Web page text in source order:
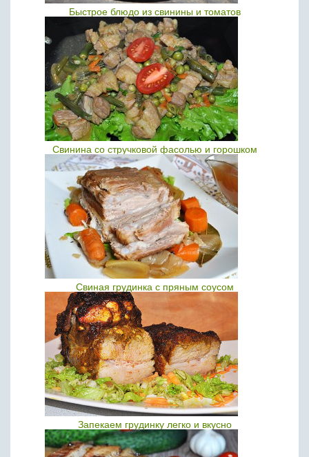
Быстрое блюдо из свинины и томатов
Свинина со стручковой фасолью и горошком
Свиная грудинка с пряным соусом
Запекаем грудинку легко и вкусно